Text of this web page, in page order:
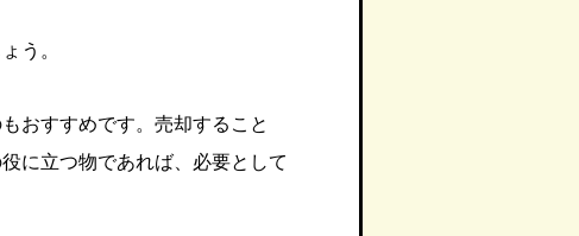
う。
おすすめです。売却すること
に立つ物であれば、必要として